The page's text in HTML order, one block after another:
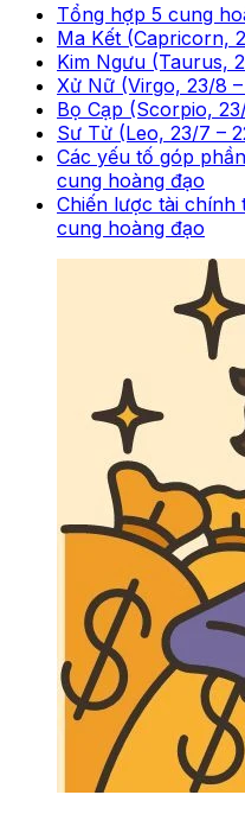
Tổng hợp 5 cung
Ma Kết (Capricorn,
Kim Ngưu (Taurus,
Xử Nữ (Virgo, 23/8
Bọ Cạp (Scorpio, 23/
Sư Tử (Leo, 23/7 –
Các yếu tố góp
cung hoàng đạo
Chiến lược tài chính
cung hoàng đạo